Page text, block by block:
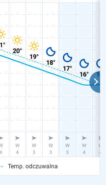
Temp. odczuwalna